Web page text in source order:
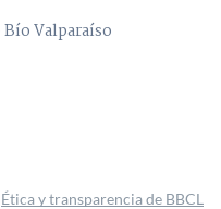
Valparaíso
Ética y transparencia de BBCL